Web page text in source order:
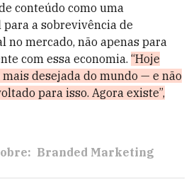
conteúdo como uma
a sobrevivência de
no mercado, não apenas para
com essa economia. “Hoje
mais desejada do mundo — e não
para isso. Agora existe”,
Branded Marketing